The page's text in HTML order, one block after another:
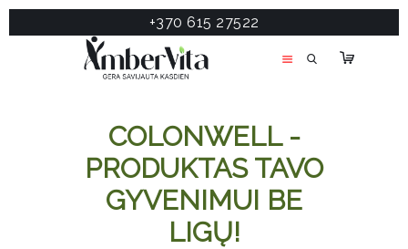
+370 615 27522
COLONWELL -
PRODUKTAS TAVO
GYVENIMUI BE
LIGŲ!
PASLAUGOS
PRODUKTAI
APIE MANE
TESTAS
KONTAKTAI